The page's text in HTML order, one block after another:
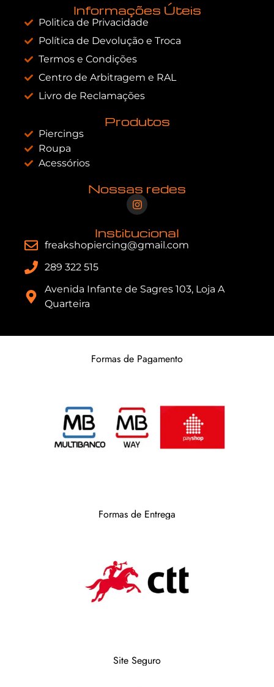
Informações Úteis
Politica de Privacidade
Política de Devolução e Troca
Termos e Condições
Centro de Arbitragem e RAL
Livro de Reclamações
Produtos
Piercings
Roupa
Acessórios
Nossas redes
Institucional
freakshopiercing@gmail.com
289 322 515
Avenida Infante de Sagres 103, Loja A
Quarteira
Formas de Pagamento
Formas de Entrega
Site Seguro